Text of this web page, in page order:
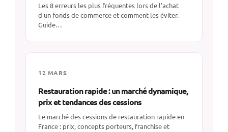
Les 8 erreurs les plus fréquentes lors de l'achat
d'un fonds de commerce et comment les éviter.
Guide…
12 MARS
Restauration rapide : un marché dynamique,
prix et tendances des cessions
Le marché des cessions de restauration rapide en
France : prix, concepts porteurs, franchise et